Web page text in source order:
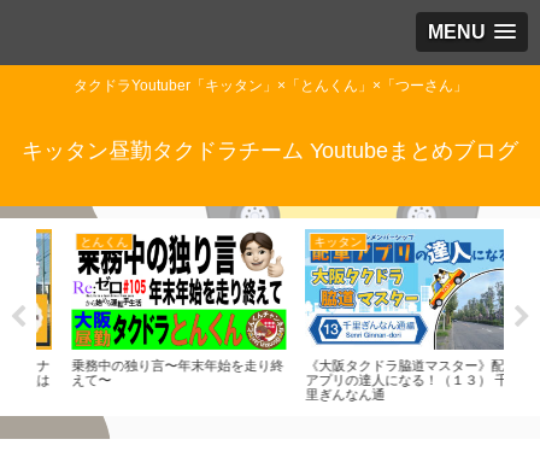
MENU
タクドラYoutuber「キッタン」×「とんくん」×「つーさん」
キッタン昼勤タクドラチーム Youtubeまとめブログ
キッタン
《大阪タクドラ脇道マスター》配車
アプリの達人になる！（１３） 千
とんくん
乗務終了後の独り言〜台風の時どう
する？〜後半ほぼ趣味動画